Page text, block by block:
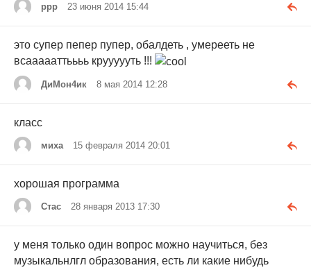
ррр 23 июня 2014 15:44
это супер пепер пупер, обалдеть , умерееть не
всаааааттьььь круууууть !!!
ДиМон4ик 8 мая 2014 12:28
класс
миха 15 февраля 2014 20:01
хорошая программа
Стас 28 января 2013 17:30
у меня только один вопрос можно научиться, без
музыкальнлгл образования, есть ли какие нибудь